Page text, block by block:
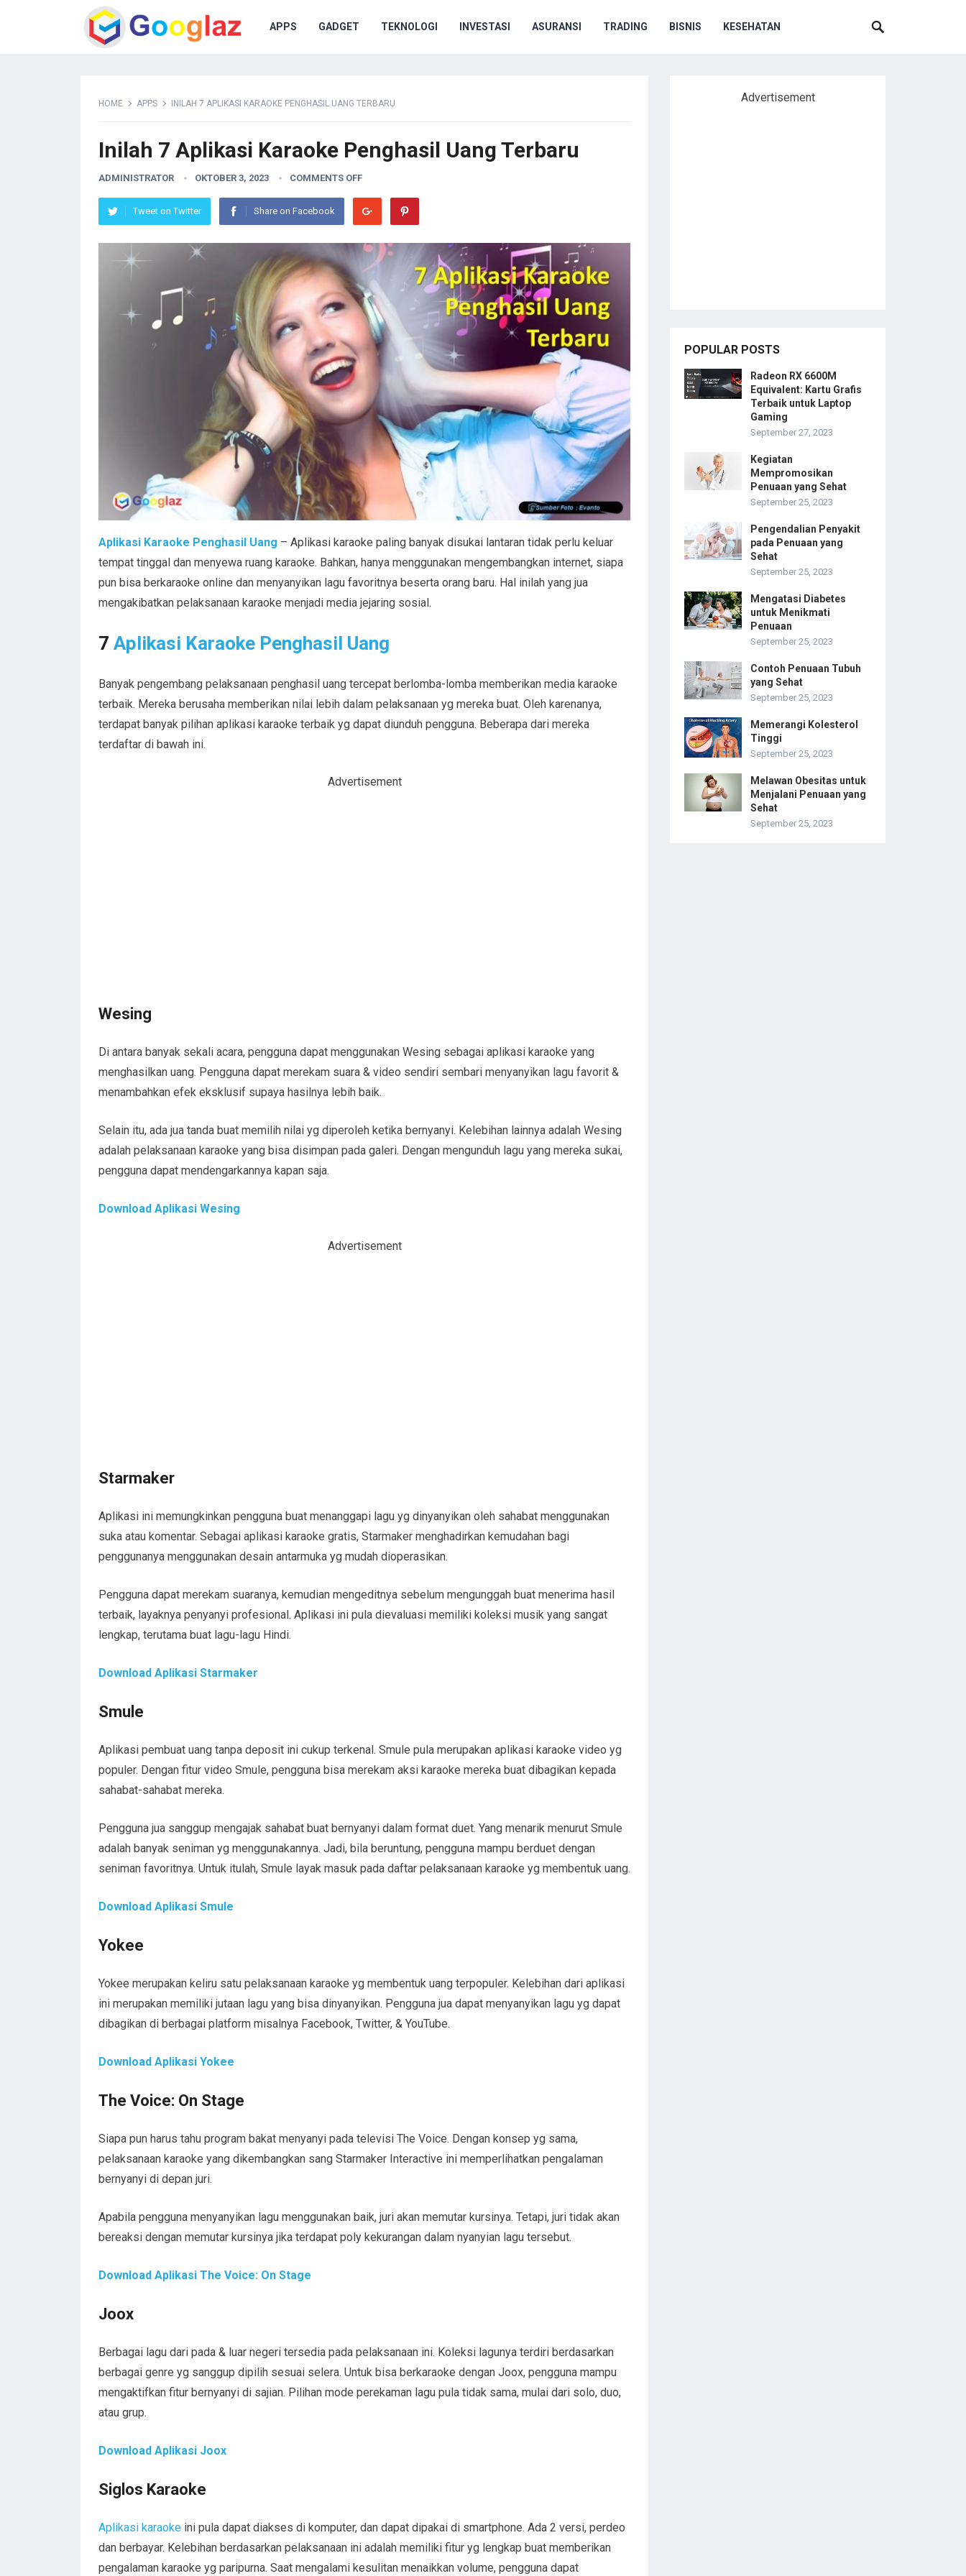
APPS GADGET TEKNOLOGI INVESTASI ASURANSI TRADING BISNIS KESEHATAN
HOME APPS INILAH 7 APLIKASI KARAOKE PENGHASIL UANG TERBARU
Inilah 7 Aplikasi Karaoke Penghasil Uang Terbaru
ADMINISTRATOR OKTOBER 3, 2023 COMMENTS OFF
Tweet on Twitter Share on Facebook
Aplikasi Karaoke Penghasil Uang – Aplikasi karaoke paling banyak disukai lantaran tidak perlu keluar
tempat tinggal dan menyewa ruang karaoke. Bahkan, hanya menggunakan mengembangkan internet, siapa
pun bisa berkaraoke online dan menyanyikan lagu favoritnya beserta orang baru. Hal inilah yang jua
mengakibatkan pelaksanaan karaoke menjadi media jejaring sosial.
7 Aplikasi Karaoke Penghasil Uang
Banyak pengembang pelaksanaan penghasil uang tercepat berlomba-lomba memberikan media karaoke
terbaik. Mereka berusaha memberikan nilai lebih dalam pelaksanaan yg mereka buat. Oleh karenanya,
terdapat banyak pilihan aplikasi karaoke terbaik yg dapat diunduh pengguna. Beberapa dari mereka
terdaftar di bawah ini.
Advertisement
Wesing
Di antara banyak sekali acara, pengguna dapat menggunakan Wesing sebagai aplikasi karaoke yang
menghasilkan uang. Pengguna dapat merekam suara & video sendiri sembari menyanyikan lagu favorit &
menambahkan efek eksklusif supaya hasilnya lebih baik.
Selain itu, ada jua tanda buat memilih nilai yg diperoleh ketika bernyanyi. Kelebihan lainnya adalah Wesing
adalah pelaksanaan karaoke yang bisa disimpan pada galeri. Dengan mengunduh lagu yang mereka sukai,
pengguna dapat mendengarkannya kapan saja.
Download Aplikasi Wesing
Advertisement
Starmaker
Aplikasi ini memungkinkan pengguna buat menanggapi lagu yg dinyanyikan oleh sahabat menggunakan
suka atau komentar. Sebagai aplikasi karaoke gratis, Starmaker menghadirkan kemudahan bagi
penggunanya menggunakan desain antarmuka yg mudah dioperasikan.
Pengguna dapat merekam suaranya, kemudian mengeditnya sebelum mengunggah buat menerima hasil
terbaik, layaknya penyanyi profesional. Aplikasi ini pula dievaluasi memiliki koleksi musik yang sangat
lengkap, terutama buat lagu-lagu Hindi.
Download Aplikasi Starmaker
Smule
Aplikasi pembuat uang tanpa deposit ini cukup terkenal. Smule pula merupakan aplikasi karaoke video yg
populer. Dengan fitur video Smule, pengguna bisa merekam aksi karaoke mereka buat dibagikan kepada
sahabat-sahabat mereka.
Pengguna jua sanggup mengajak sahabat buat bernyanyi dalam format duet. Yang menarik menurut Smule
adalah banyak seniman yg menggunakannya. Jadi, bila beruntung, pengguna mampu berduet dengan
seniman favoritnya. Untuk itulah, Smule layak masuk pada daftar pelaksanaan karaoke yg membentuk uang.
Download Aplikasi Smule
Yokee
Yokee merupakan keliru satu pelaksanaan karaoke yg membentuk uang terpopuler. Kelebihan dari aplikasi
ini merupakan memiliki jutaan lagu yang bisa dinyanyikan. Pengguna jua dapat menyanyikan lagu yg dapat
dibagikan di berbagai platform misalnya Facebook, Twitter, & YouTube.
Download Aplikasi Yokee
The Voice: On Stage
Siapa pun harus tahu program bakat menyanyi pada televisi The Voice. Dengan konsep yg sama,
pelaksanaan karaoke yang dikembangkan sang Starmaker Interactive ini memperlihatkan pengalaman
bernyanyi di depan juri.
Apabila pengguna menyanyikan lagu menggunakan baik, juri akan memutar kursinya. Tetapi, juri tidak akan
bereaksi dengan memutar kursinya jika terdapat poly kekurangan dalam nyanyian lagu tersebut.
Download Aplikasi The Voice: On Stage
Joox
Berbagai lagu dari pada & luar negeri tersedia pada pelaksanaan ini. Koleksi lagunya terdiri berdasarkan
berbagai genre yg sanggup dipilih sesuai selera. Untuk bisa berkaraoke dengan Joox, pengguna mampu
mengaktifkan fitur bernyanyi di sajian. Pilihan mode perekaman lagu pula tidak sama, mulai dari solo, duo,
atau grup.
Download Aplikasi Joox
Siglos Karaoke
Aplikasi karaoke ini pula dapat diakses di komputer, dan dapat dipakai di smartphone. Ada 2 versi, perdeo
dan berbayar. Kelebihan berdasarkan pelaksanaan ini adalah memiliki fitur yg lengkap buat memberikan
pengalaman karaoke yg paripurna. Saat mengalami kesulitan menaikkan volume, pengguna dapat
Advertisement
POPULAR POSTS
Radeon RX 6600M
Equivalent: Kartu Grafis
Terbaik untuk Laptop
Gaming
September 27, 2023
Kegiatan
Mempromosikan
Penuaan yang Sehat
September 25, 2023
Pengendalian Penyakit
pada Penuaan yang
Sehat
September 25, 2023
Mengatasi Diabetes
untuk Menikmati
Penuaan
September 25, 2023
Contoh Penuaan Tubuh
yang Sehat
September 25, 2023
Memerangi Kolesterol
Tinggi
September 25, 2023
Melawan Obesitas untuk
Menjalani Penuaan yang
Sehat
September 25, 2023